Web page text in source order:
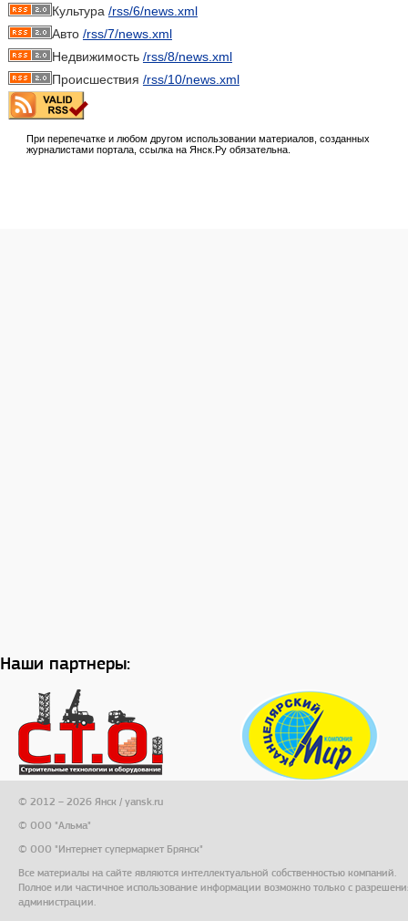
Культура /rss/6/news.xml
Авто /rss/7/news.xml
Недвижимость /rss/8/news.xml
Происшествия /rss/10/news.xml
При перепечатке и любом другом использовании материалов, созданных
журналистами портала, ссылка на Янск.Ру обязательна.
Наши партнеры:
© 2012 – 2026 Янск / yansk.ru
© ООО "Альма"
© ООО "Интернет супермаркет Брянск"
Все материалы на сайте являются интеллектуальной собственностью компаний.
Полное или частичное использование информации возможно только с
администрации.